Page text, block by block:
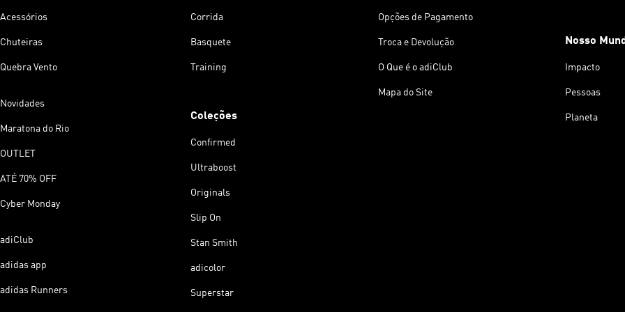
Acessórios
Chuteiras
Quebra Vento
Novidades
Maratona do Rio
OUTLET
ATÉ 70% OFF
Cyber Monday
adiClub
adidas app
adidas Runners
Corrida
Basquete
Training
Coleções
Confirmed
Ultraboost
Originals
Slip On
Stan Smith
adicolor
Superstar
Opções de Pagamento
Troca e Devolução
O Que é o adiClub
Mapa do Site
Nosso
Impacto
Pessoas
Planeta